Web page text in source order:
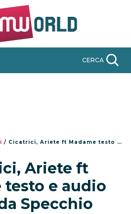
CERCA
/ Cicatrici, Ariete ft Madame testo e audio brano da Specchio
Ariete ft
testo e audio
Specchio